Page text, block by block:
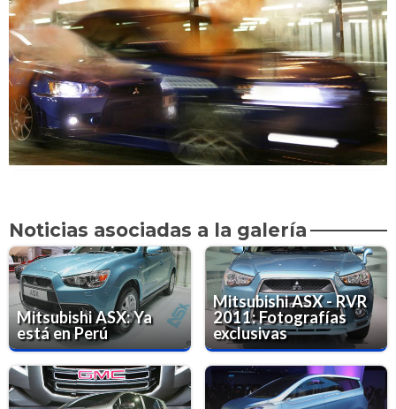
Noticias asociadas a la galería
Mitsubishi ASX: Ya
está en Perú
Mitsubishi ASX - RVR
2011: Fotografías
exclusivas